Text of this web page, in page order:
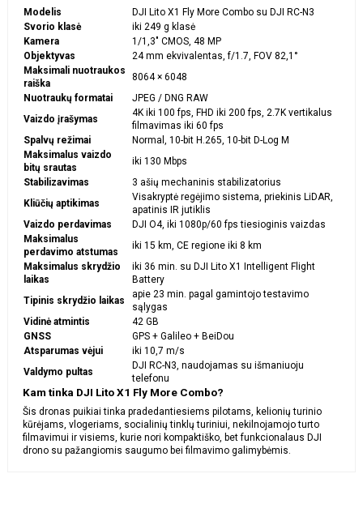
Modelis
DJI Lito X1 Fly More Combo su DJI RC-N3
Svorio klasė
iki 249 g klasė
Kamera
1/1,3″ CMOS, 48 MP
Objektyvas
24 mm ekvivalentas, f/1.7, FOV 82,1°
Maksimali nuotraukos
raiška
8064 × 6048
Nuotraukų formatai
JPEG / DNG RAW
Vaizdo įrašymas
4K iki 100 fps, FHD iki 200 fps, 2.7K vertikalus
filmavimas iki 60 fps
Spalvų režimai
Normal, 10-bit H.265, 10-bit D-Log M
Maksimalus vaizdo
bitų srautas
iki 130 Mbps
Stabilizavimas
3 ašių mechaninis stabilizatorius
Kliūčių aptikimas
Visakryptė regėjimo sistema, priekinis LiDAR,
apatinis IR jutiklis
Vaizdo perdavimas
DJI O4, iki 1080p/60 fps tiesioginis vaizdas
Maksimalus
perdavimo atstumas
iki 15 km, CE regione iki 8 km
Maksimalus skrydžio
laikas
iki 36 min. su DJI Lito X1 Intelligent Flight
Battery
Tipinis skrydžio laikas
apie 23 min. pagal gamintojo testavimo
sąlygas
Vidinė atmintis
42 GB
GNSS
GPS + Galileo + BeiDou
Atsparumas vėjui
iki 10,7 m/s
Valdymo pultas
DJI RC-N3, naudojamas su išmaniuoju
telefonu
Kam tinka DJI Lito X1 Fly More Combo?
Šis dronas puikiai tinka pradedantiesiems pilotams, kelionių turinio
kūrėjams, vlogeriams, socialinių tinklų turiniui, nekilnojamojo turto
filmavimui ir visiems, kurie nori kompaktiško, bet funkcionalaus DJI
drono su pažangiomis saugumo bei filmavimo galimybėmis.